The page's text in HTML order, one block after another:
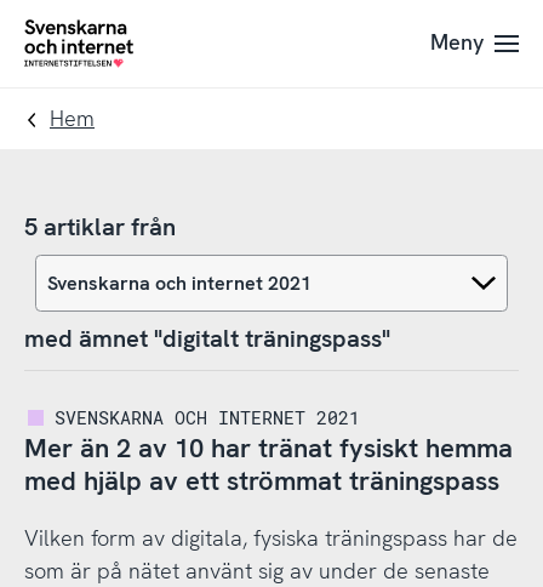
Till
navigation
Till
innehåll
To
Meny
Hem
5 artiklar från
med ämnet "digitalt träningspass"
SVENSKARNA OCH INTERNET 2021
Mer än 2 av 10 har tränat fysiskt hemma
med hjälp av ett strömmat träningspass
Vilken form av digitala, fysiska träningspass har de
som är på nätet använt sig av under de senaste